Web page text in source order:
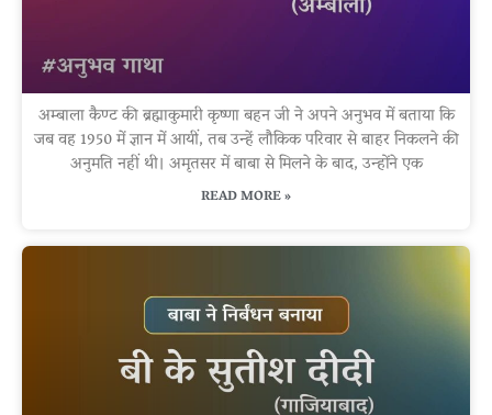
अम्बाला कैण्ट की ब्रह्माकुमारी कृष्णा बहन जी ने अपने अनुभव में बताया कि
जब वह 1950 में ज्ञान में आयीं, तब उन्हें लौकिक परिवार से बाहर निकलने की
अनुमति नहीं थी। अमृतसर में बाबा से मिलने के बाद, उन्होंने एक
READ MORE »